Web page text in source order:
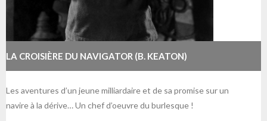
LA CROISIÈRE DU NAVIGATOR (B. KEATON)
Les aventures d’un jeune milliardaire et de sa promise sur un
navire à la dérive… Un chef d’oeuvre du burlesque !